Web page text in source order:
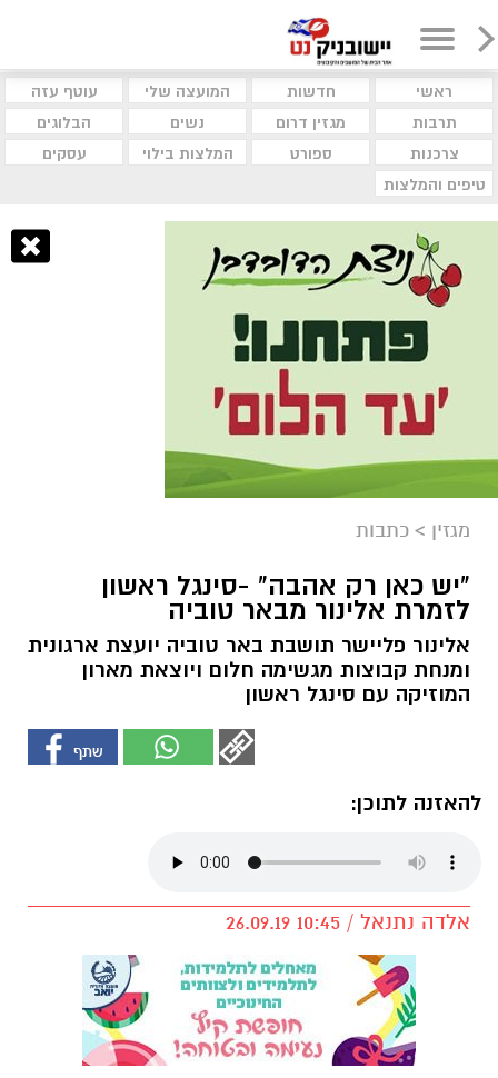
ראשי חדשות המועצה שלי
עוטף עזה
תרבות
מגזין דרום נשים
הבלוגים
צרכנות
ספורט המלצות בילוי
עסקים
טיפים והמלצות
מגזין > כתבות
"יש כאן רק אהבה" -סינגל ראשון
לזמרת אלינור מבאר טוביה
אלינור פליישר תושבת באר טוביה יועצת ארגונית
ומנחת קבוצות מגשימה חלום ויוצאת מארון
המוזיקה עם סינגל ראשון
להאזנה לתוכן:
אלדה נתנאל / 10:45 26.09.19